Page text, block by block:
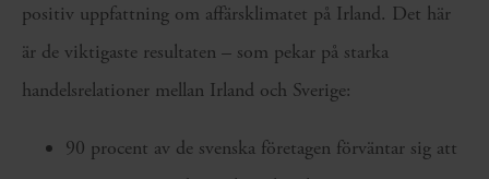
positiv uppfattning om affärsklimatet på Irland. Det här
är de viktigaste resultaten – som pekar på starka
handelsrelationer mellan Irland och Sverige:
90 procent av de svenska företagen förväntar sig att